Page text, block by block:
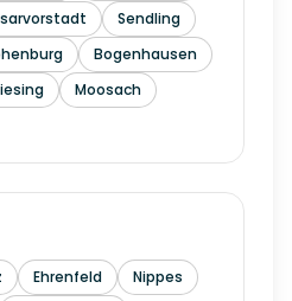
Sendling
Bogenhausen
Moosach
Ehrenfeld
Nippes